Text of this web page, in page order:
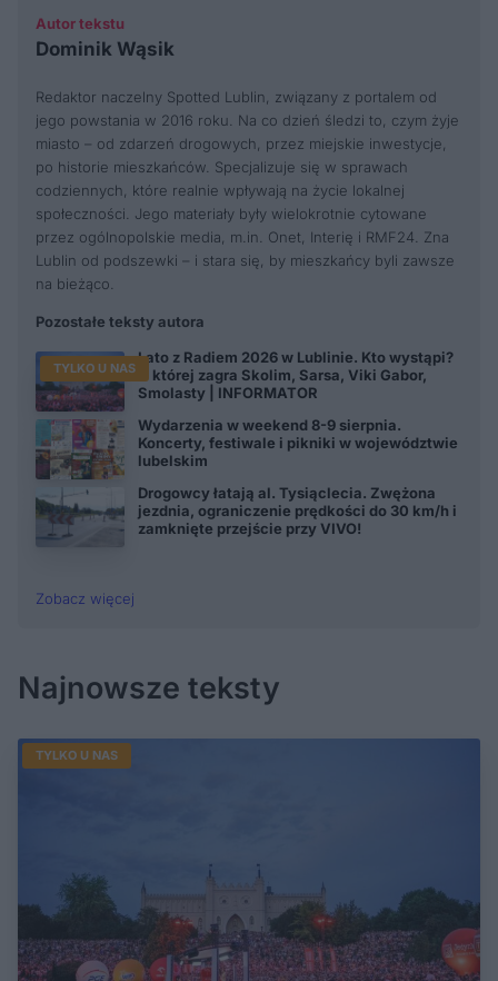
Autor tekstu
Dominik Wąsik
Redaktor naczelny Spotted Lublin, związany z portalem od
jego powstania w 2016 roku. Na co dzień śledzi to, czym żyje
miasto – od zdarzeń drogowych, przez miejskie inwestycje,
po historie mieszkańców. Specjalizuje się w sprawach
codziennych, które realnie wpływają na życie lokalnej
społeczności. Jego materiały były wielokrotnie cytowane
przez ogólnopolskie media, m.in. Onet, Interię i RMF24. Zna
Lublin od podszewki – i stara się, by mieszkańcy byli zawsze
na bieżąco.
Pozostałe teksty autora
TYLKO U NAS
Lato z Radiem 2026 w Lublinie. Kto wystąpi?
O której zagra Skolim, Sarsa, Viki Gabor,
Smolasty | INFORMATOR
Wydarzenia w weekend 8-9 sierpnia.
Koncerty, festiwale i pikniki w województwie
lubelskim
Drogowcy łatają al. Tysiąclecia. Zwężona
jezdnia, ograniczenie prędkości do 30 km/h i
zamknięte przejście przy VIVO!
Zobacz więcej
Najnowsze teksty
TYLKO U NAS